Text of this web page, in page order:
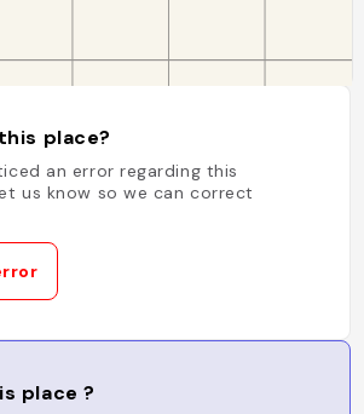
place?
an error regarding this
us know so we can correct
place ?